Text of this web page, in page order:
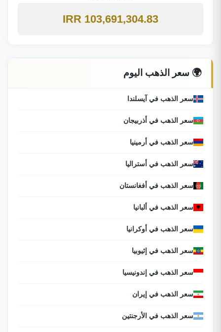
103,691,304.83 IRR
🌍 سعر الذهب اليوم
سعر الذهب في آيسلندا
سعر الذهب في أذربيجان
سعر الذهب في أرمينيا
سعر الذهب في أستراليا
سعر الذهب في أفغانستان
سعر الذهب في ألبانيا
سعر الذهب في أوكرانيا
سعر الذهب في إثيوبيا
سعر الذهب في إندونيسيا
سعر الذهب في إيران
سعر الذهب في الأرجنتين